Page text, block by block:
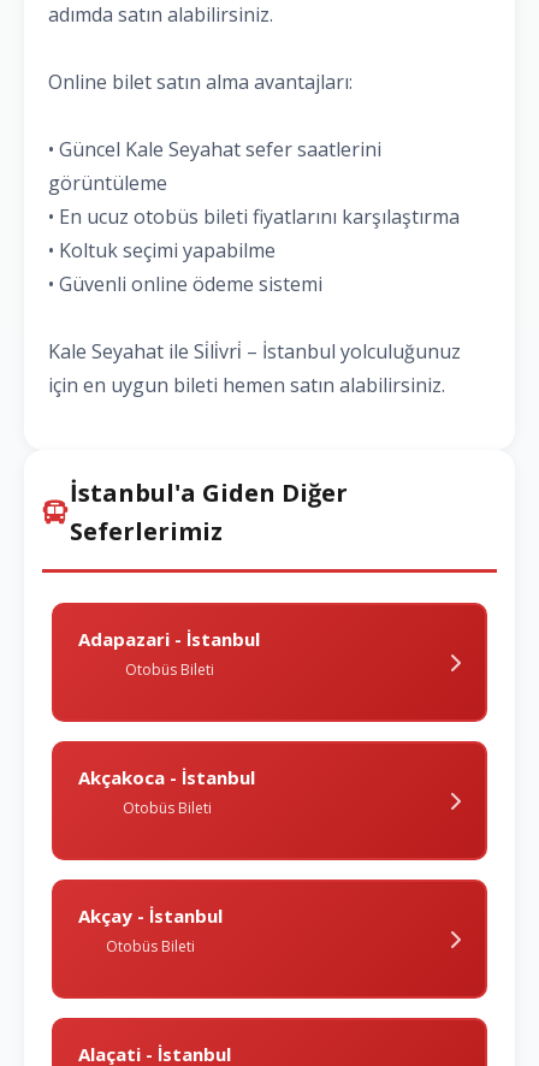
adımda satın alabilirsiniz.
Online bilet satın alma avantajları:
• Güncel Kale Seyahat sefer saatlerini
görüntüleme
• En ucuz otobüs bileti fiyatlarını karşılaştırma
• Koltuk seçimi yapabilme
• Güvenli online ödeme sistemi
Kale Seyahat ile Si̇li̇vri̇ – İstanbul yolculuğunuz
için en uygun bileti hemen satın alabilirsiniz.
İstanbul'a Giden Diğer
Seferlerimiz
Adapazari - İstanbul
Otobüs Bileti
Akçakoca - İstanbul
Otobüs Bileti
Akçay - İstanbul
Otobüs Bileti
Alaçati - İstanbul